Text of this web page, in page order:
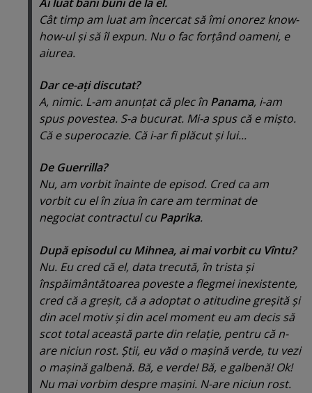
Cât timp am luat am încercat să îmi onorezknow-
how-ul şi să îl expun. Nu o fac forţând oameni, e
aiurea.
Dar ce-aţi discutat?
A, nimic. L-am anunţat că plec în Panama, i-am
spus povestea. S-a bucurat. Mi-a spus că e mişto.
Că e superocazie. Că i-ar fi plăcut şi lui...
De Guerrilla?
Nu, am vorbit înainte de episod. Cred ca am
vorbit cu el în ziua în care am terminat de
negociat contractul cuPaprika.
După episodul cu Mihnea, ai mai vorbit cu Vîntu?
Nu. Eu cred că el, data trecută, în trista şi
înspăimântătoarea poveste a flegmei inexistente,
cred că a greşit, că a adoptat o atitudine greşită şi
din acel motiv şi din acel moment eu am decis să
scot total această parte din relaţie, pentru că n-
are niciun rost. Ştii, eu văd o maşină verde, tu vezi
o maşină galbenă. Bă, e verde! Bă, e galbenă! Ok!
Nu mai vorbim despre maşini. N-are niciun rost.